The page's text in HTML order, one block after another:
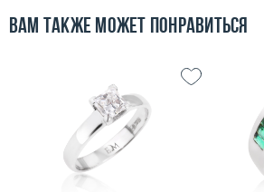
Вам также может понравиться